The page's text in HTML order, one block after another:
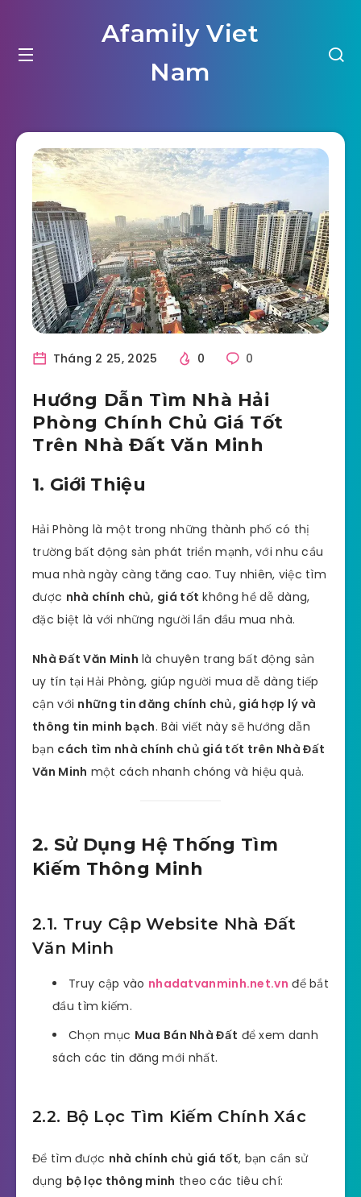
Afamily Viet
Nam
Tháng 2 25, 2025 0 0
Hướng Dẫn Tìm Nhà Hải
Phòng Chính Chủ Giá Tốt
Trên Nhà Đất Văn Minh
1. Giới Thiệu
Hải Phòng là một trong những thành phố có thị
trường bất động sản phát triển mạnh, với nhu cầu
mua nhà ngày càng tăng cao. Tuy nhiên, việc tìm
được nhà chính chủ, giá tốt không hề dễ dàng,
đặc biệt là với những người lần đầu mua nhà.
Nhà Đất Văn Minh là chuyên trang bất động sản
uy tín tại Hải Phòng, giúp người mua dễ dàng tiếp
cận với những tin đăng chính chủ, giá hợp lý và
thông tin minh bạch. Bài viết này sẽ hướng dẫn
bạn cách tìm nhà chính chủ giá tốt trên Nhà Đất
Văn Minh một cách nhanh chóng và hiệu quả.
2. Sử Dụng Hệ Thống Tìm
Kiếm Thông Minh
2.1. Truy Cập Website Nhà Đất
Văn Minh
Truy cập vào nhadatvanminh.net.vn để bắt
đầu tìm kiếm.
Chọn mục Mua Bán Nhà Đất để xem danh
sách các tin đăng mới nhất.
2.2. Bộ Lọc Tìm Kiếm Chính Xác
Để tìm được nhà chính chủ giá tốt, bạn cần sử
dụng bộ lọc thông minh theo các tiêu chí: